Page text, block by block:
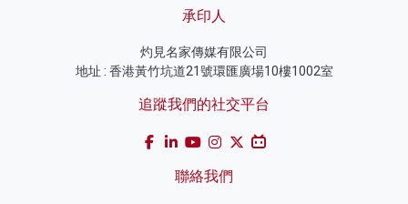
承印人
灼見名家傳媒有限公司
地址 : 香港黃竹坑道21號環匯廣場10樓1002室
追蹤我們的社交平台
聯絡我們